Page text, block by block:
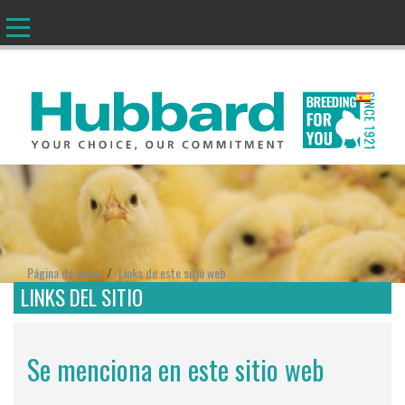
ES
Página de inicio /Links de este sitio web
LINKS DEL SITIO
Se menciona en este sitio web